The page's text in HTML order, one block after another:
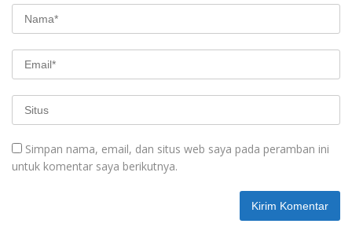
Simpan nama, email, dan situs web saya pada peramban ini
untuk komentar saya berikutnya.